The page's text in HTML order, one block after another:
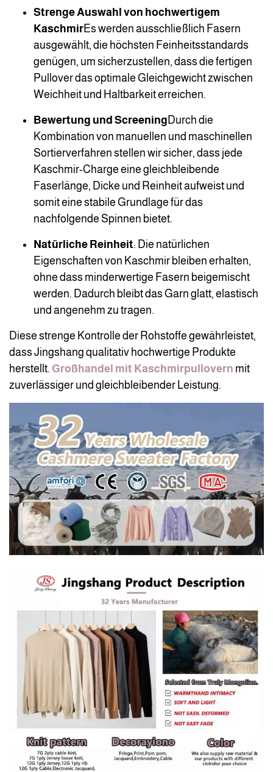
Strenge Auswahl von hochwertigem
KaschmirEs werden ausschließlich Fasern
ausgewählt, die höchsten Feinheitsstandards
genügen, um sicherzustellen, dass die fertigen
Pullover das optimale Gleichgewicht zwischen
Weichheit und Haltbarkeit erreichen.
Bewertung und Screening Durch die
Kombination von manuellen und maschinellen
Sortierverfahren stellen wir sicher, dass jede
Kaschmir-Charge eine gleichbleibende
Faserlänge, Dicke und Reinheit aufweist und
somit eine stabile Grundlage für das
nachfolgende Spinnen bietet.
Natürliche Reinheit: Die natürlichen
Eigenschaften von Kaschmir bleiben erhalten,
ohne dass minderwertige Fasern beigemischt
werden. Dadurch bleibt das Garn glatt, elastisch
und angenehm zu tragen.
Diese strenge Kontrolle der Rohstoffe gewährleistet,
dass Jingshang qualitativ hochwertige Produkte
herstellt. Großhandel mit Kaschmirpullovern mit
zuverlässiger und gleichbleibender Leistung.